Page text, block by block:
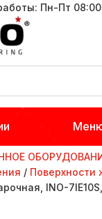
Пн-Пт
/ Поверхности
INO-